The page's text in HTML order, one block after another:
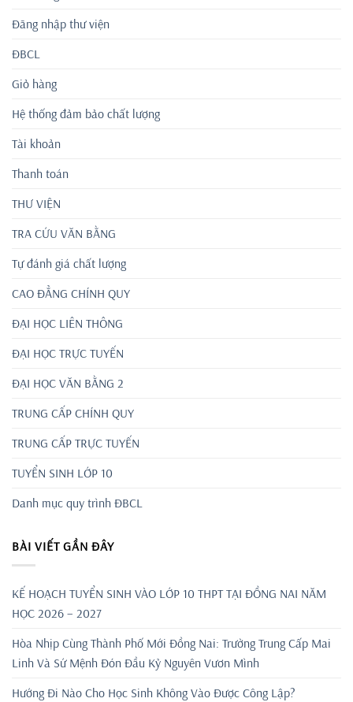
Đăng nhập thư viện
ĐBCL
Giỏ hàng
Hệ thống đảm bảo chất lượng
Tài khoản
Thanh toán
THƯ VIỆN
TRA CỨU VĂN BẰNG
Tự đánh giá chất lượng
CAO ĐẲNG CHÍNH QUY
ĐẠI HỌC LIÊN THÔNG
ĐẠI HỌC TRỰC TUYẾN
ĐẠI HỌC VĂN BẰNG 2
TRUNG CẤP CHÍNH QUY
TRUNG CẤP TRỰC TUYẾN
TUYỂN SINH LỚP 10
Danh mục quy trình ĐBCL
BÀI VIẾT GẦN ĐÂY
KẾ HOẠCH TUYỂN SINH VÀO LỚP 10 THPT TẠI ĐỒNG NAI NĂM
HỌC 2026 – 2027
Hòa Nhịp Cùng Thành Phố Mới Đồng Nai: Trường Trung Cấp Mai
Linh Và Sứ Mệnh Đón Đầu Kỷ Nguyên Vươn Mình
Hướng Đi Nào Cho Học Sinh Không Vào Được Công Lập?